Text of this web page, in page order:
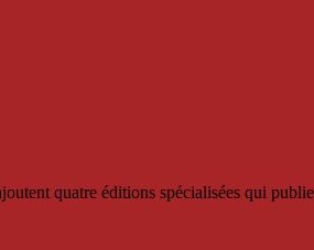
quatre éditions spécialisées qui